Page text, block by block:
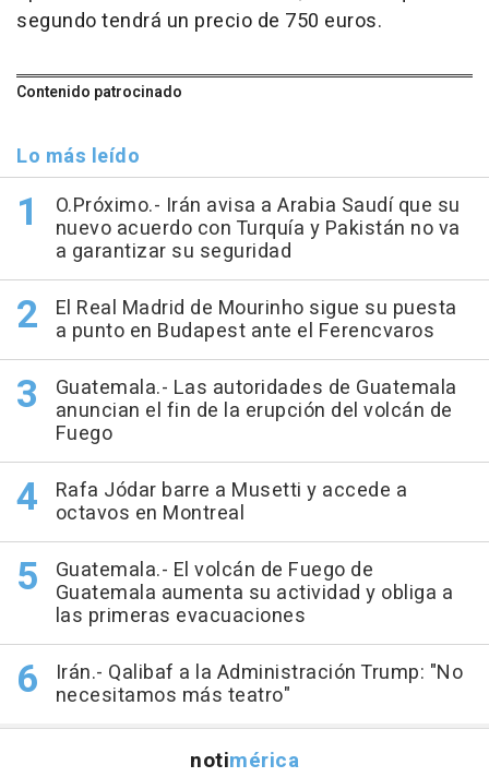
segundo tendrá un precio de 750 euros.
Contenido patrocinado
Lo más leído
O.Próximo.- Irán avisa a Arabia Saudí que su
nuevo acuerdo con Turquía y Pakistán no va
a garantizar su seguridad
El Real Madrid de Mourinho sigue su puesta
a punto en Budapest ante el Ferencvaros
Guatemala.- Las autoridades de Guatemala
anuncian el fin de la erupción del volcán de
Fuego
Rafa Jódar barre a Musetti y accede a
octavos en Montreal
Guatemala.- El volcán de Fuego de
Guatemala aumenta su actividad y obliga a
las primeras evacuaciones
Irán.- Qalibaf a la Administración Trump: "No
necesitamos más teatro"
notimérica